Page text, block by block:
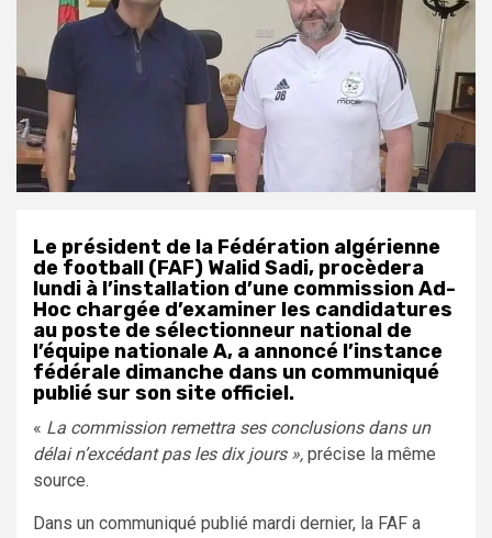
Le président de la Fédération algérienne
de football (FAF) Walid Sadi, procèdera
lundi à l’installation d’une commission Ad-
Hoc chargée d’examiner les candidatures
au poste de sélectionneur national de
l’équipe nationale A, a annoncé l’instance
fédérale dimanche dans un communiqué
publié sur son site officiel.
« La commission remettra ses conclusions dans un
délai n’excédant pas les dix jours », précise la même
source.
Dans un communiqué publié mardi dernier, la FAF a